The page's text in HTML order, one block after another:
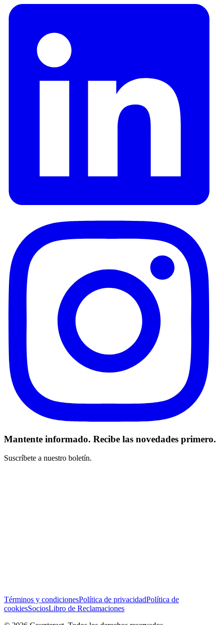
Mantente informado. Recibe las novedades primero.
Suscríbete a nuestro boletín.
Términos y condicionesPolítica de privacidadPolítica de
cookiesSociosLibro de Reclamaciones